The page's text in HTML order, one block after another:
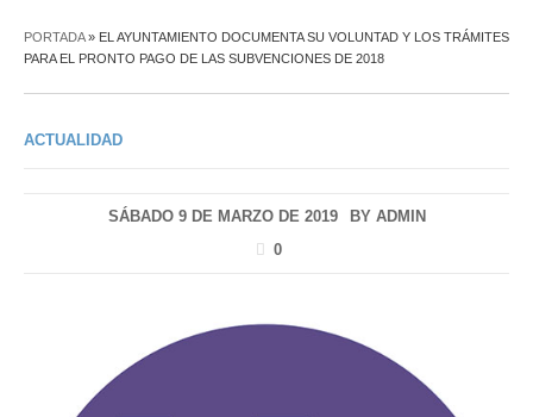
PORTADA» EL AYUNTAMIENTO DOCUMENTA SU VOLUNTAD Y LOS TRÁMITES
PARA EL PRONTO PAGO DE LAS SUBVENCIONES DE 2018
ACTUALIDAD
SÁBADO 9 DE MARZO DE 2019 BY ADMIN
0